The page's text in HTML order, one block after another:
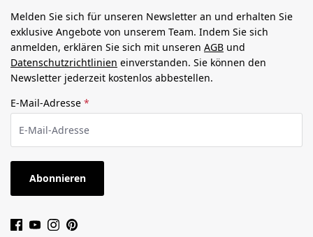
Melden Sie sich für unseren Newsletter an und erhalten Sie
exklusive Angebote von unserem Team. Indem Sie sich
anmelden, erklären Sie sich mit unseren AGB und
Datenschutzrichtlinien einverstanden. Sie können den
Newsletter jederzeit kostenlos abbestellen.
E-Mail-Adresse *
Abonnieren